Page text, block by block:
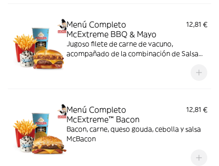
Menú Completo
McExtreme BBQ & Mayo
12,81 €
Jugoso filete de carne de vacuno,
acompañado de la combinación de Salsa
doble de cheddar, lechuga fresca y tiras de
Menú Completo
McExtreme™ Bacon
12,81 €
Bacon, carne, queso gouda, cebolla y salsa
McBacon